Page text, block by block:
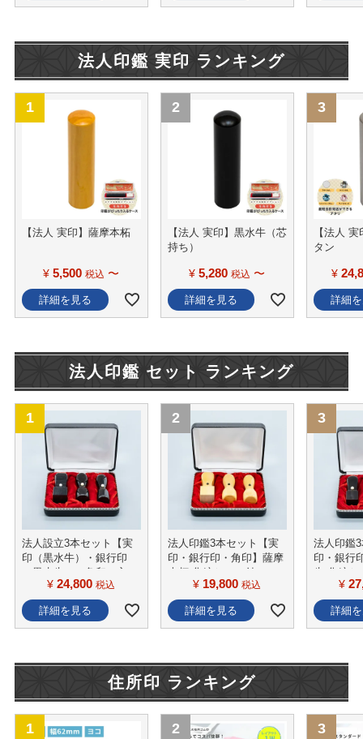
法人印鑑 実印 ランキング
【法人 実印】薩摩本柘
¥ 5,500 税込 〜
詳細を見る
【法人 実印】黒水牛（芯
持ち）
¥ 5,280 税込 〜
詳細を見る
【法人
タン
¥
詳細
法人印鑑 セット ランキング
法人設立3本セット【実
印（黒水牛）・銀行印
（黒水牛）・角印（玄
武）】 化粧ケース付
¥ 24,800 税込
詳細を見る
法人印鑑3本セット【実
印・銀行印・角印】薩摩
本柘 化粧ケース付
¥ 19,800 税込
詳細を見る
法人印鑑
印・銀行
牛 化粧ケ
¥
詳細
住所印 ランキング